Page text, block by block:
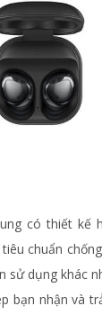
có thiết kế
chuẩn
sử dụng khác
bạn nhận và